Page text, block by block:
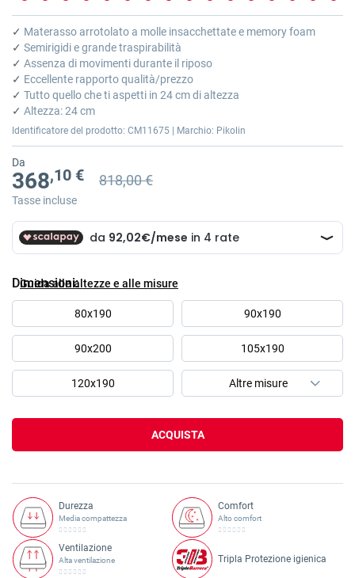
Vai
all'inizio
della
galleria
di
immagini
✓ Materasso arrotolato a molle insacchettate e memory foam
✓ Semirigidi e grande traspirabilità
✓ Assenza di movimenti durante il riposo
✓ Eccellente rapporto qualità/prezzo
✓ Tutto quello che ti aspetti in 24 cm di altezza
✓ Altezza: 24 cm
Identificatore del prodotto: CM11675 | Marchio: Pikolin
Da
368,10 € Prezzo precedente
Prezzo precedente 818,00 €
818,00 €
Tasse incluse
Guida alle altezze e alle misure
Dimensioni
80x190 90x190
90x200 105x190
120x190
ACQUISTA
Durezza
Media compattezza
Comfort
Alto comfort
Ventilazione
Alta ventilazione Tripla Protezione igienica